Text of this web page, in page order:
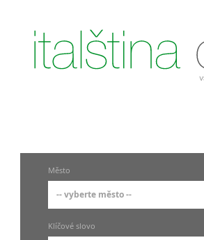
Město
-- vyberte město --
-- vyberte město --
Klíčové slovo